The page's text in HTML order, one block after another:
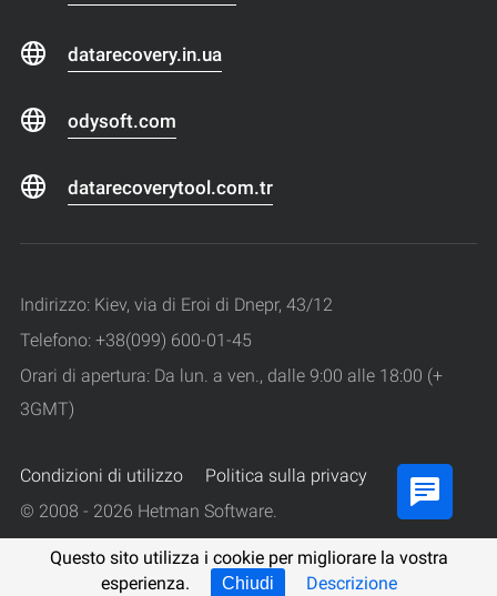
Questo sito utilizza i cookie per migliorare la vostra
esperienza.
Chiudi Descrizione
datarecovery.in.ua
odysoft.com
datarecoverytool.com.tr
Indirizzo: Kiev, via di Eroi di Dnepr, 43/12
Telefono: +38(099) 600-01-45
Orari di apertura: Da lun. a ven., dalle 9:00 alle 18:00 (+
3GMT)
Condizioni di utilizzo
Politica sulla privacy
© 2008 - 2026 Hetman Software.
Tutti i diritti riservati.